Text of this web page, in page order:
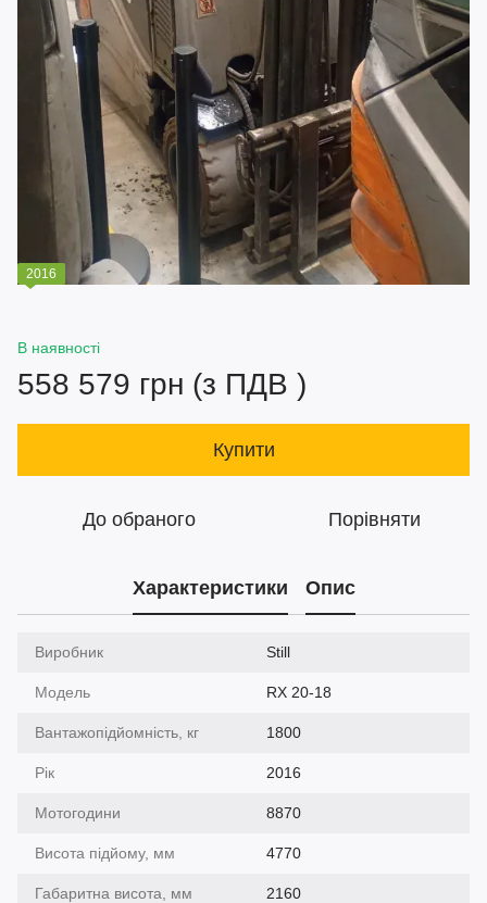
2016
В наявності
558 579 грн (з ПДВ )
Купити
До обраного Порівняти
Характеристики Опис
Виробник Still
Модель RX 20-18
Вантажопідйомність, кг 1800
Рік 2016
Мотогодини 8870
Висота підйому, мм 4770
Габаритна висота, мм 2160